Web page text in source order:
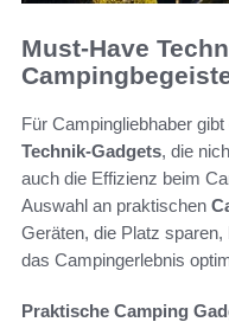
Must-Have
Für Campingliebhaber
Technik-Gadgets, die
auch die Effizienz beim
Auswahl an praktischen
Geräten, die Platz
das Campingerlebnis
Praktische Camping